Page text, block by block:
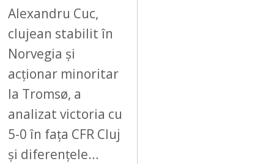
Alexandru Cuc,
clujean stabilit în
Norvegia și
acționar minoritar
la Tromsø, a
analizat victoria cu
5-0 în fața CFR Cluj
și diferențele…